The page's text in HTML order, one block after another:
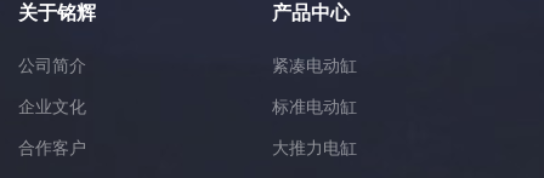
关于铭辉
公司简介
企业文化
合作客户
产品中心
紧凑电动缸
标准电动缸
大推力电缸